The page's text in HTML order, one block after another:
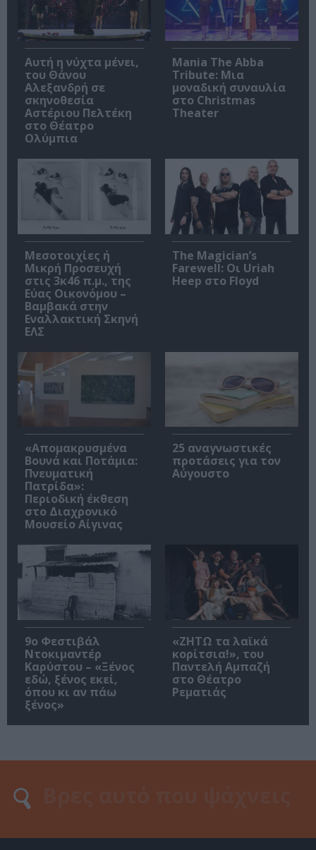
Αυτή η νύχτα μένει,
του Θάνου
Αλεξανδρή σε
σκηνοθεσία
Αστέριου Πελτέκη
στο Θέατρο
Ολύμπια
Mania The Abba
Tribute: Μια
μοναδική συναυλία
στο Christmas
Theater
Μεσοτοιχίες ή
Μικρή Προσευχή
στις 3κ46 π.μ., της
Εύας Οικονόμου –
Βαμβακά στην
Εναλλακτική Σκηνή
ΕΛΣ
The Magician’s
Farewell: Οι Uriah
Heep στο Floyd
«Απομακρυσμένα
Βουνά και Ποτάμια:
Πνευματική
Πατρίδα»:
Περιοδική έκθεση
στο Διαχρονικό
Μουσείο Αίγινας
25 αναγνωστικές
προτάσεις για τον
Αύγουστο
9ο Φεστιβάλ
Ντοκιμαντέρ
Καρύστου – «Ξένος
εδώ, ξένος εκεί,
όπου κι αν πάω
ξένος»
«ΖΗΤΩ τα λαϊκά
κορίτσια!», του
Παντελή Αμπαζή
στο Θέατρο
Ρεματιάς